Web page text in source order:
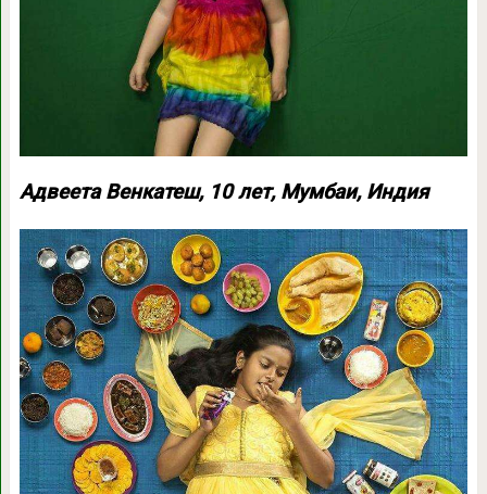
Адвеета Венкатеш, 10 лет, Мумбаи, Индия